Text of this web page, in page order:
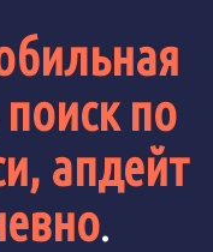
по
апдейт
.